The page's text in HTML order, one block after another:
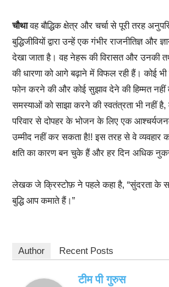
चौथावह बौद्धिक क्षेत्र और चर्चा से पूरी तरह
बुद्धिजीवियों द्वारा उन्हें एक गंभीर राजनीतिज्ञ और
देखा जाता है। वह नेहरू की विरासत और उनकी
की धारणा को आगे बढ़ाने में विफल रही हैं। कोई
फोन करने की और कोई सुझाव देने की हिम्मत
समस्याओं को साझा करने की स्वतंत्रता भी नहीं है,
परिवार से दोपहर के भोजन के लिए एक
उम्मीद नहीं कर सकता है!! इस तरह से वे व्यवहार
क्षति का कारण बन चुके हैं और हर दिन अधिक
लेखक जे क्रिस्टोफ़ ने पहले कहा है, “सुंदरता के
बुद्धि आप कमाते हैं।”
Author Recent Posts
टीम पी गुरुस